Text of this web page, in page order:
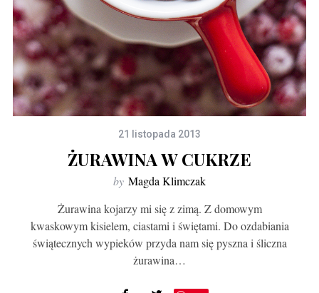
21 listopada 2013
ŻURAWINA W CUKRZE
by Magda Klimczak
Żurawina kojarzy mi się z zimą. Z domowym
kwaskowym kisielem, ciastami i świętami. Do ozdabiania
świątecznych wypieków przyda nam się pyszna i śliczna
żurawina…